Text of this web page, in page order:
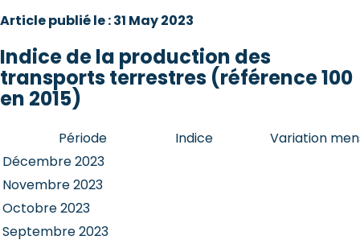
Article publié le : 31 May 2023
Indice de la production des
transports terrestres (référence 100
en 2015)
Période Indice
Variation
Décembre 2023
Novembre 2023
Octobre 2023
Septembre 2023